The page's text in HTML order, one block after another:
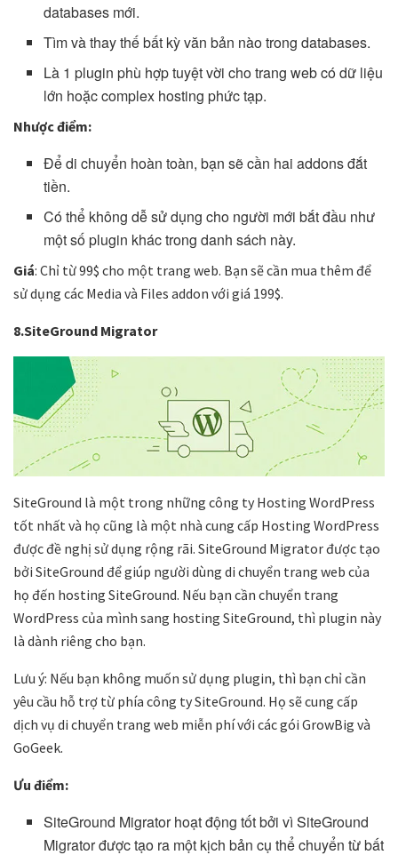
databases mới.
Tìm và thay thế bất kỳ văn bản nào trong databases.
Là 1 plugin phù hợp tuyệt vời cho trang web có dữ liệu
lớn hoặc complex hosting phức tạp.
Nhược điểm:
Để di chuyển hoàn toàn, bạn sẽ cần hai addons đắt
tiền.
Có thể không dễ sử dụng cho người mới bắt đầu như
một số plugin khác trong danh sách này.
Giá: Chỉ từ 99$ cho một trang web. Bạn sẽ cần mua thêm để
sử dụng các Media và Files addon với giá 199$.
8.SiteGround Migrator
SiteGround là một trong những công ty Hosting WordPress
tốt nhất và họ cũng là một nhà cung cấp Hosting WordPress
được đề nghị sử dụng rộng rãi. SiteGround Migrator được tạo
bởi SiteGround để giúp người dùng di chuyển trang web của
họ đến hosting SiteGround. Nếu bạn cần chuyển trang
WordPress của mình sang hosting SiteGround, thì plugin này
là dành riêng cho bạn.
Lưu ý: Nếu bạn không muốn sử dụng plugin, thì bạn chỉ cần
yêu cầu hỗ trợ từ phía công ty SiteGround. Họ sẽ cung cấp
dịch vụ di chuyển trang web miễn phí với các gói GrowBig và
GoGeek.
Ưu điểm:
SiteGround Migrator hoạt động tốt bởi vì SiteGround
Migrator được tạo ra một kịch bản cụ thể chuyển từ bất